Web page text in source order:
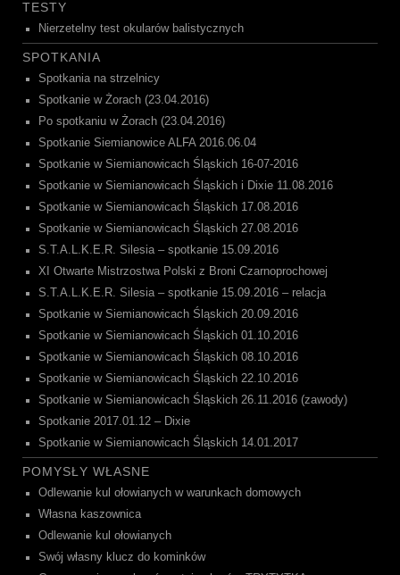
TESTY
Nierzetelny test okularów balistycznych
SPOTKANIA
Spotkania na strzelnicy
Spotkanie w Żorach (23.04.2016)
Po spotkaniu w Żorach (23.04.2016)
Spotkanie Siemianowice ALFA 2016.06.04
Spotkanie w Siemianowicach Śląskich 16-07-2016
Spotkanie w Siemianowicach Śląskich i Dixie 11.08.2016
Spotkanie w Siemianowicach Śląskich 17.08.2016
Spotkanie w Siemianowicach Śląskich 27.08.2016
S.T.A.L.K.E.R. Silesia – spotkanie 15.09.2016
XI Otwarte Mistrzostwa Polski z Broni Czarnoprochowej
S.T.A.L.K.E.R. Silesia – spotkanie 15.09.2016 – relacja
Spotkanie w Siemianowicach Śląskich 20.09.2016
Spotkanie w Siemianowicach Śląskich 01.10.2016
Spotkanie w Siemianowicach Śląskich 08.10.2016
Spotkanie w Siemianowicach Śląskich 22.10.2016
Spotkanie w Siemianowicach Śląskich 26.11.2016 (zawody)
Spotkanie 2017.01.12 – Dixie
Spotkanie w Siemianowicach Śląskich 14.01.2017
POMYSŁY WŁASNE
Odlewanie kul ołowianych w warunkach domowych
Własna kaszownica
Odlewanie kul ołowianych
Swój własny klucz do kominków